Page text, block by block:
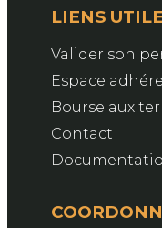
LIENS
Valider son
Espace
Bourse aux
Contact